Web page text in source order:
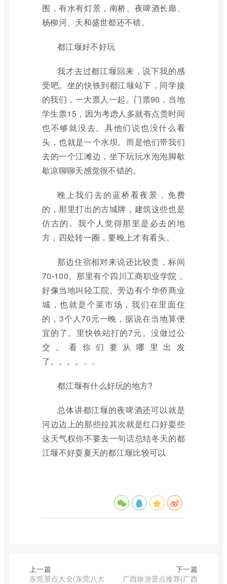
围，有水有灯景，南桥、夜啤酒长廊、
杨柳河、天和盛世都还不错。
都江堰好不好玩
我才去过都江堰回来，说下我的感
受吧。坐的快铁到都江堰站下，同学接
的我们，一大票人一起。门票90，当地
学生票15，因为考虑人多就有点贵时间
也不够就没去。具他们说也没什么看
头，也就是一个水坝。而是他们带我们
去的一个江滩边，坐下玩玩水泡泡脚歇
歇凉聊聊天感觉很不错的。
晚上我们去的蓝桥看夜景，免费
的，那里打出的古城牌，建筑这些也是
仿古的。我个人觉得那里是必去的地
方，四处转一圈，要晚上才有看头。
那边住宿相对来说还比较贵，标间
70-100。那里有个四川工商职业学院，
好像当地叫轻工院。旁边有个华侨商业
城，也就是个菜市场，我们在里面住
的，3个人70元一晚，据说在当地算便
宜的了。里快铁站打的7元。没做过公
交。看你们要从哪里出发
了。。。。。。
都江堰有什么好玩的地方?
总体讲都江堰的夜啤酒还可以就是
河边边上的那些拉其次就是红口好耍些
这天气权你不要去一句话总结冬天的都
江堰不好耍夏天的都江堰比较可以
上一篇
东莞景点大全(东莞八大
下一篇
广西旅游景点推荐(广西